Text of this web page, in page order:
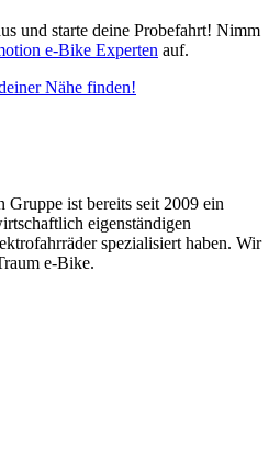
und starte deine Probefahrt! Nimm
e-Bike Experten auf.
Nähe finden!
ist bereits seit 2009 ein
eigenständigen
spezialisiert haben. Wir
e-Bike.